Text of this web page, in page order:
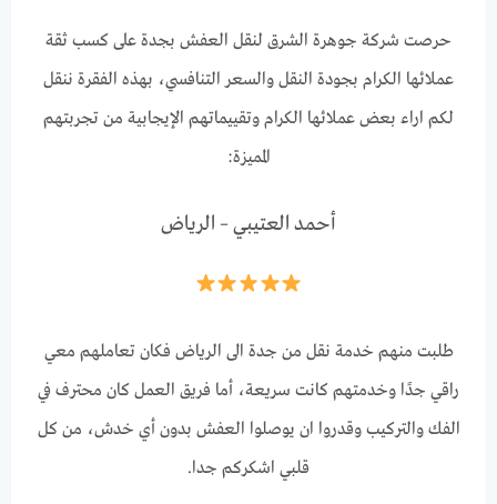
حرصت شركة جوهرة الشرق لنقل العفش بجدة على كسب ثقة
عملائها الكرام بجودة النقل والسعر التنافسي، بهذه الفقرة ننقل
لكم اراء بعض عملائها الكرام وتقييماتهم الإيجابية من تجربتهم
المميزة:
أحمد العتيبي – الرياض
طلبت منهم خدمة نقل من جدة الى الرياض فكان تعاملهم معي
راقي جدًا وخدمتهم كانت سريعة، أما فريق العمل كان محترف في
الفك والتركيب وقدروا ان يوصلوا العفش بدون أي خدش، من كل
قلبي اشكركم جدا.